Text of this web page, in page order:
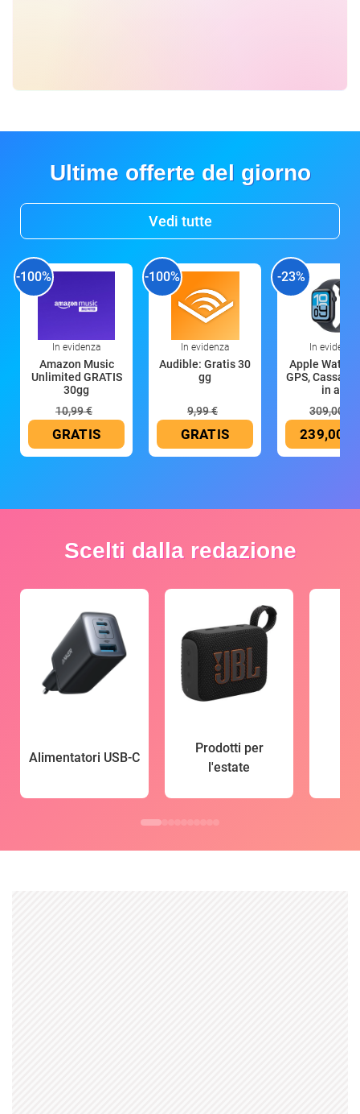
Ultime offerte del giorno
Vedi tutte
-100%
In evidenza
Amazon Music
Unlimited GRATIS
30gg
10,99 €
GRATIS
-100%
In evidenza
Audible: Gratis 30
gg
9,99 €
GRATIS
-23%
In evidenza
Apple Watch
GPS, Cassa
in all
309,00 €
239,00 €
Scelti dalla redazione
Alimentatori USB-C
Prodotti per
l'estate